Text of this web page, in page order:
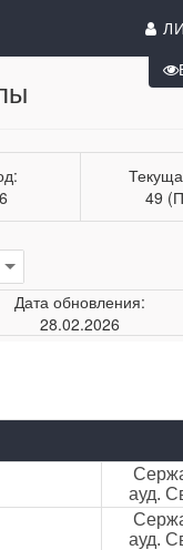
49
Дата обновления:
28.02.2026
ауд.
ауд.